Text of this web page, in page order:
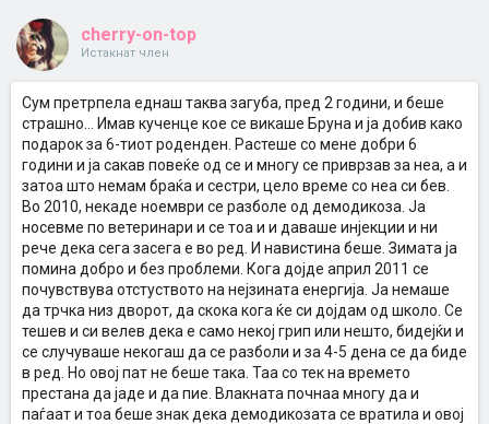
cherry-on-top
Истакнат член
Сум претрпела еднаш таква загуба, пред 2 години, и беше
страшно... Имав кученце кое се викаше Бруна и ја добив како
подарок за 6-тиот роденден. Растеше со мене добри 6
години и ја сакав повеќе од се и многу се приврзав за неа, а и
затоа што немам браќа и сестри, цело време со неа си бев.
Во 2010, некаде ноември се разболе од демодикоза. Ја
носевме по ветеринари и се тоа и и даваше инјекции и ни
рече дека сега засега е во ред. И навистина беше. Зимата ја
помина добро и без проблеми. Кога дојде април 2011 се
почувствува отстуството на нејзината енергија. Ја немаше
да трчка низ дворот, да скока кога ќе си дојдам од школо. Се
тешев и си велев дека е само некој грип или нешто, бидејќи и
се случуваше некогаш да се разболи и за 4-5 дена се да биде
в ред. Но овој пат не беше така. Таа со тек на времето
престана да јаде и да пие. Влакната почнаа многу да и
паѓаат и тоа беше знак дека демодикозата се вратила и овој